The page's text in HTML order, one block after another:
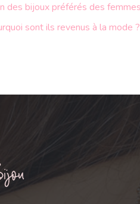
des bijoux préférés des femmes
sont ils revenus à la mode ?